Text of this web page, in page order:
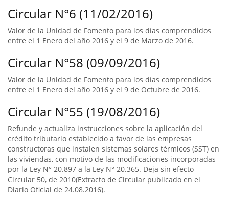
Circular N°6 (11/02/2016)
Valor de la Unidad de Fomento para los días comprendidos
entre el 1 Enero del año 2016 y el 9 de Marzo de 2016.
Circular N°58 (09/09/2016)
Valor de la Unidad de Fomento para los días comprendidos
entre el 1 Enero del año 2016 y el 9 de Octubre de 2016.
Circular N°55 (19/08/2016)
Refunde y actualiza instrucciones sobre la aplicación del
crédito tributario establecido a favor de las empresas
constructoras que instalen sistemas solares térmicos (SST) en
las viviendas, con motivo de las modificaciones incorporadas
por la Ley N° 20.897 a la Ley N° 20.365. Deja sin efecto
Circular 50, de 2010(Extracto de Circular publicado en el
Diario Oficial de 24.08.2016).